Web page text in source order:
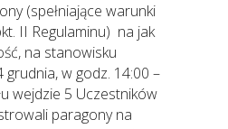
(spełniające warunki
II Regulaminu) na jak
na stanowisku
w godz. 14:00 –
wejdzie 5 Uczestników
paragony na